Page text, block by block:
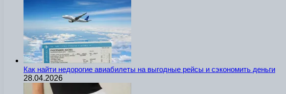
Как найти недорогие авиабилеты на выгодные рейсы и сэкономить деньги
28.04.2026